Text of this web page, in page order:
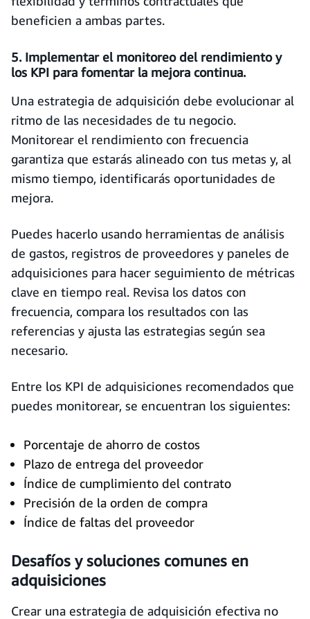
beneficien a ambas partes.
5. Implementar el monitoreo del rendimiento y
los KPI para fomentar la mejora continua.
Una estrategia de adquisición debe evolucionar al
ritmo de las necesidades de tu negocio.
Monitorear el rendimiento con frecuencia
garantiza que estarás alineado con tus metas y, al
mismo tiempo, identificarás oportunidades de
mejora.
Puedes hacerlo usando herramientas de análisis
de gastos, registros de proveedores y paneles de
adquisiciones para hacer seguimiento de métricas
clave en tiempo real. Revisa los datos con
frecuencia, compara los resultados con las
referencias y ajusta las estrategias según sea
necesario.
Entre los KPI de adquisiciones recomendados que
puedes monitorear, se encuentran los siguientes:
Porcentaje de ahorro de costos
Plazo de entrega del proveedor
Índice de cumplimiento del contrato
Precisión de la orden de compra
Índice de faltas del proveedor
Desafíos y soluciones comunes en
adquisiciones
Crear una estrategia de adquisición efectiva no